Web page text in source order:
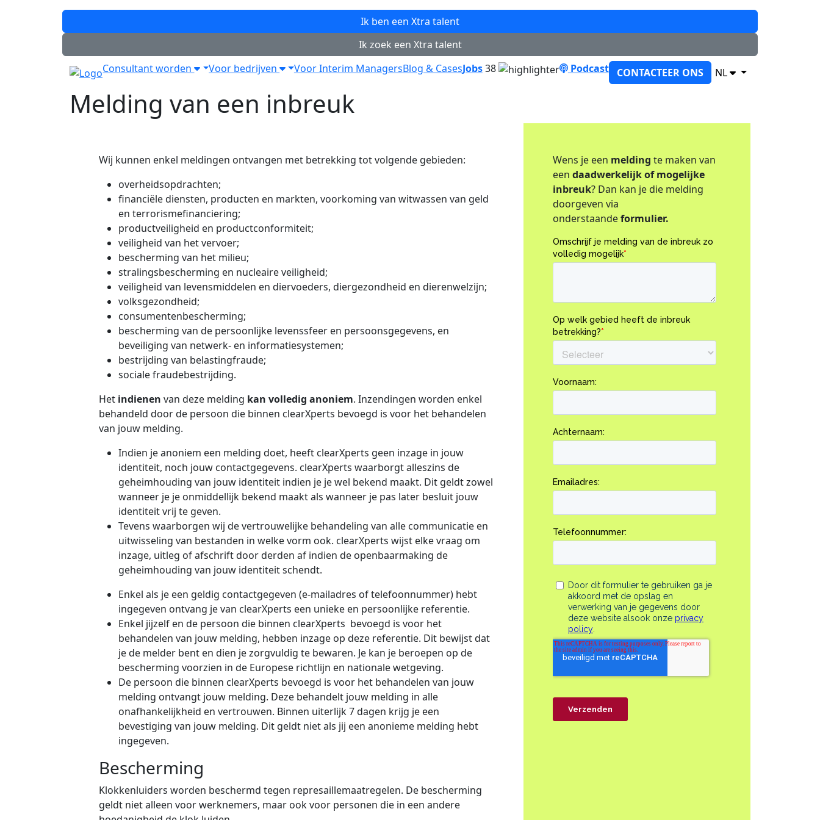
Ik ben een Xtra talent
Ik zoek een Xtra talent
Consultant worden
Voor bedrijven Voor Interim ManagersBlog & CasesJobs38 Podcast CONTACTEER ONS NL
Melding van een inbreuk
Wij kunnen enkel meldingen ontvangen met betrekking tot volgende gebieden:
overheidsopdrachten;
financiële diensten, producten en markten, voorkoming van witwassen van geld
en terrorismefinanciering;
productveiligheid en productconformiteit;
veiligheid van het vervoer;
bescherming van het milieu;
stralingsbescherming en nucleaire veiligheid;
veiligheid van levensmiddelen en diervoeders, diergezondheid en dierenwelzijn;
volksgezondheid;
consumentenbescherming;
bescherming van de persoonlijke levenssfeer en persoonsgegevens, en
beveiliging van netwerk- en informatiesystemen;
bestrijding van belastingfraude;
sociale fraudebestrijding.
Het indienen van deze melding kan volledig anoniem. Inzendingen worden enkel
behandeld door de persoon die binnen clearXperts bevoegd is voor het behandelen
van jouw melding.
Indien je anoniem een melding doet, heeft clearXperts geen inzage in jouw
identiteit, noch jouw contactgegevens. clearXperts waarborgt alleszins de
geheimhouding van jouw identiteit indien je je wel bekend maakt. Dit geldt zowel
wanneer je je onmiddellijk bekend maakt als wanneer je pas later besluit jouw
identiteit vrij te geven.
Tevens waarborgen wij de vertrouwelijke behandeling van alle communicatie en
uitwisseling van bestanden in welke vorm ook. clearXperts wijst elke vraag om
inzage, uitleg of afschrift door derden af indien de openbaarmaking de
geheimhouding van jouw identiteit schendt.
Enkel als je een geldig contactgegeven (e-mailadres of telefoonnummer) hebt
ingegeven ontvang je van clearXperts een unieke en persoonlijke referentie.
Enkel jijzelf en de persoon die binnen clearXperts bevoegd is voor het
behandelen van jouw melding, hebben inzage op deze referentie. Dit bewijst dat
je de melder bent en dien je zorgvuldig te bewaren. Je kan je beroepen op de
bescherming voorzien in de Europese richtlijn en nationale wetgeving.
De persoon die binnen clearXperts bevoegd is voor het behandelen van jouw
melding ontvangt jouw melding. Deze behandelt jouw melding in alle
onafhankelijkheid en vertrouwen. Binnen uiterlijk 7 dagen krijg je een
bevestiging van jouw melding. Dit geldt niet als jij een anonieme melding hebt
ingegeven.
Bescherming
Klokkenluiders worden beschermd tegen represaillemaatregelen. De bescherming
geldt niet alleen voor werknemers, maar ook voor personen die in een andere
Wens je een melding te maken van
een daadwerkelijk of mogelijke
inbreuk? Dan kan je die melding
doorgeven via
onderstaandeformulier.